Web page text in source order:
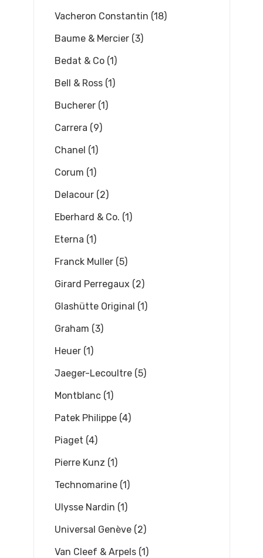
Vacheron Constantin (18)
Baume & Mercier (3)
Bedat & Co (1)
Bell & Ross (1)
Bucherer (1)
Carrera (9)
Chanel (1)
Corum (1)
Delacour (2)
Eberhard & Co. (1)
Eterna (1)
Franck Muller (5)
Girard Perregaux (2)
Glashütte Original (1)
Graham (3)
Heuer (1)
Jaeger-Lecoultre (5)
Montblanc (1)
Patek Philippe (4)
Piaget (4)
Pierre Kunz (1)
Technomarine (1)
Ulysse Nardin (1)
Universal Genève (2)
Van Cleef & Arpels (1)